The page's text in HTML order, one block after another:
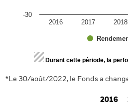
2016 2017 2018
-30
End of interactive chart.
Durant cette période, la
*Le 30/août/2022, le Fonds a
2016